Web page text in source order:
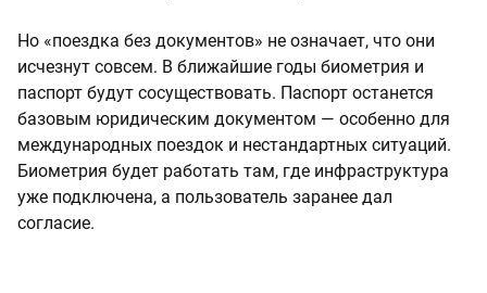
Но «поездка без документов» не означает, что они
исчезнут совсем. В ближайшие годы биометрия и
паспорт будут сосуществовать. Паспорт останется
базовым юридическим документом — особенно для
международных поездок и нестандартных ситуаций.
Биометрия будет работать там, где инфраструктура
уже подключена, а пользователь заранее дал
согласие.